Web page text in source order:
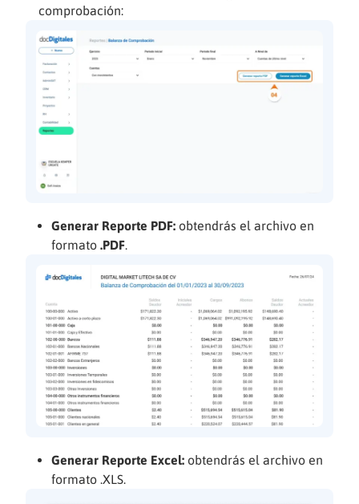
comprobación:
Generar Reporte PDF: obtendrás el archivo en
formato .PDF.
Generar Reporte Excel: obtendrás el archivo en
formato .XLS.